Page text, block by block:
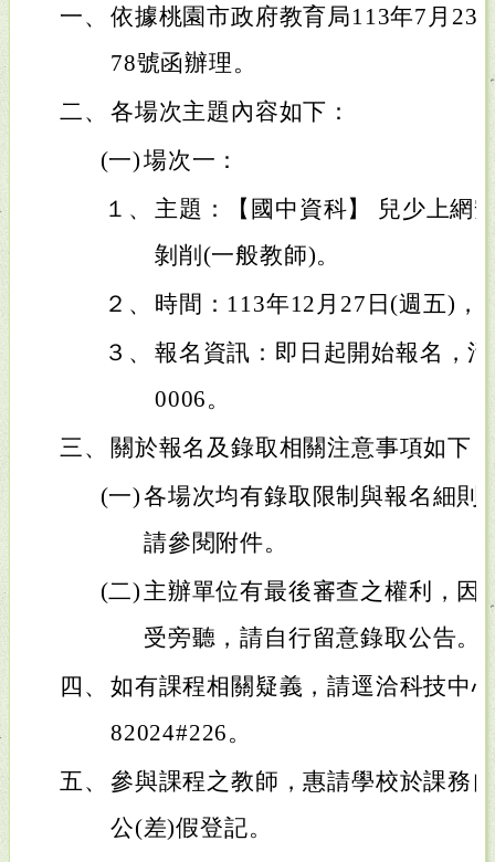
一、 依據桃園市政府教育局113年7月23
78號函辦理。
二、 各場次主題內容如下：
(一)場次一：
１、
主題：【國中資科】 兒少上網
剝削(一般教師)。
２、
時間：113年12月27日(週五)，
３、 報名資訊：即日起開始報名，
0006。
三、
關於報名及錄取相關注意事項如下：
(一)各場次均有錄取限制與報名細則
請參閱附件。
(二) 主辦單位有最後審查之權利，因
受旁聽，請自行留意錄取公告。
四、 如有課程相關疑義，請逕洽科技中
82024#226。
五、 參與課程之教師，惠請學校於課務
公(差)假登記。